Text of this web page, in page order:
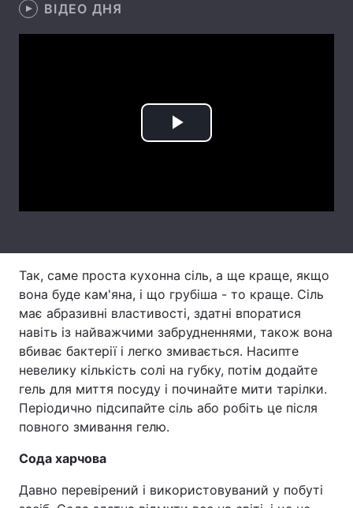
Інтерв'ю
Тема оформлення
ВІДЕО ДНЯ
Play
Так, саме проста кухонна сіль, а ще краще, якщо
вона буде кам'яна, і що грубіша - то краще. Сіль
має абразивні властивості, здатні впоратися
навіть із найважчими забрудненнями, також вона
вбиває бактерії і легко змивається. Насипте
невелику кількість солі на губку, потім додайте
гель для миття посуду і починайте мити тарілки.
Періодично підсипайте сіль або робіть це після
повного змивання гелю.
Сода харчова
Давно перевірений і використовуваний у побуті